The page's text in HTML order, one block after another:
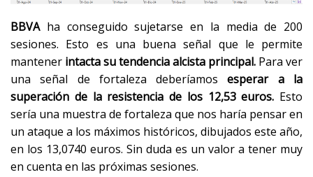
BBVAha conseguido sujetarse en la media de 200
sesiones. Esto es una buena señal que le permite
mantener intacta su tendencia alcista principal. Para ver
una señal de fortaleza deberíamosesperar a la
superación de la resistencia de los 12,53 euros. Esto
sería una muestra de fortaleza que nos haría pensar en
un ataque a los máximos históricos, dibujados este año,
en los 13,0740 euros. Sin duda es un valor a tener muy
en cuenta en las próximas sesiones.